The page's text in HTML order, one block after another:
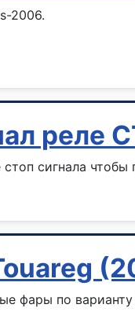
2006.
реле
сигнала
фары по